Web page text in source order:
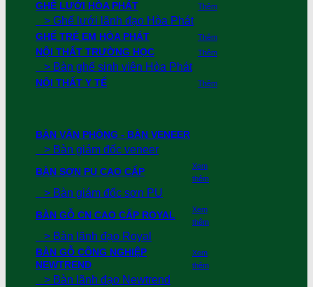
GHẾ LƯỚI HÒA PHÁT Thêm
> Ghế lưới lãnh đạo Hòa Phát
GHẾ TRẺ EM HÒA PHÁT Thêm
NỘI THẤT TRƯỜNG HỌC Thêm
> Bàn ghế sinh viên Hòa Phát
NỘI THẤT Y TẾ Thêm
BÀN VĂN PHÒNG - BÀN VENEER
> Bàn giám đốc veneer
BÀN SƠN PU CAO CẤP
Xem
thêm
> Bàn giám đốc sơn PU
BÀN GỖ CN CAO CẤP ROYAL
Xem
thêm
> Bàn lãnh đạo Royal
BÀN GỖ CÔNG NGHIỆP
NEWTREND
Xem
thêm
> Bàn lãnh đạo Newtrend